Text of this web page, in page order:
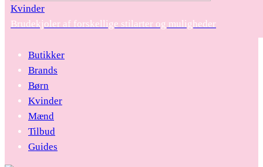
Kvinder
Brudekjoler af forskellige stilarter og muligheder
Butikker
Brands
Børn
Kvinder
Mænd
Tilbud
Guides